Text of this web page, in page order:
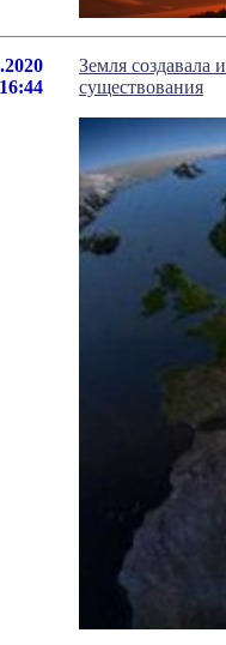
16:44
Земля
существования